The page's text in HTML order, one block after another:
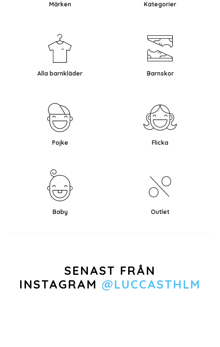
Märken Kategorier
Alla barnkläder Barnskor
Pojke Flicka
Baby Outlet
SENAST FRÅN
INSTAGRAM @LUCCASTHLM